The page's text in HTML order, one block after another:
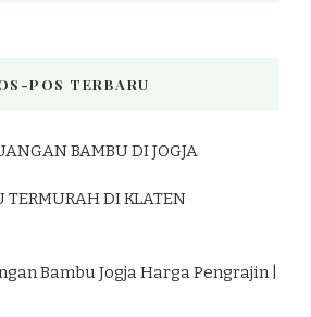
POS TERBARU
BAMBU DI JOGJA
TERMURAH DI KLATEN
Bambu Jogja Harga Pengrajin |